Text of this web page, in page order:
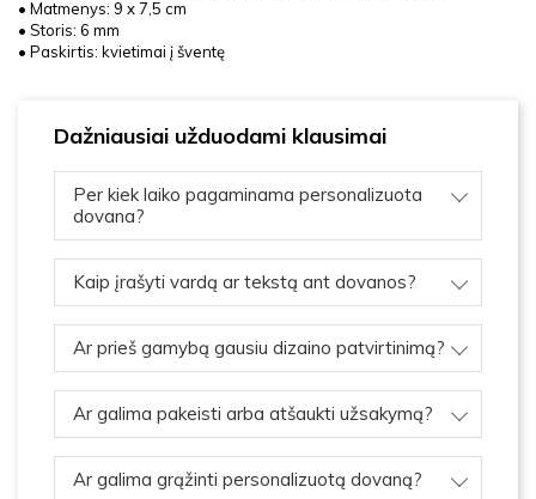
• Matmenys: 9 x 7,5 cm
• Storis: 6 mm
• Paskirtis: kvietimai į šventę
Dažniausiai užduodami klausimai
Per kiek laiko pagaminama personalizuota
dovana?
Kaip įrašyti vardą ar tekstą ant dovanos?
Ar prieš gamybą gausiu dizaino patvirtinimą?
Ar galima pakeisti arba atšaukti užsakymą?
Ar galima grąžinti personalizuotą dovaną?